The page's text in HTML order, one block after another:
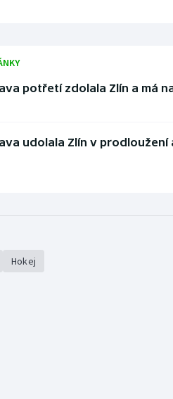
potřetí zdolala Zlín a má
udolala Zlín v
Hokej